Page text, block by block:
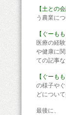
【土との会
う農業に
【ぐーも
医療の経
や健康に
ての記事な
【ぐーも
の様子や
どについ
最後に、